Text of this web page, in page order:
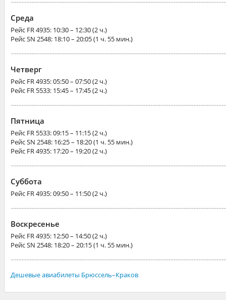
Среда
Рейс FR 4935: 10:30 – 12:30 (2 ч.)
РейсSN 2548: 18:10 – 20:05 (1 ч. 55 мин.)
Четверг
Рейс FR 4935: 05:50 – 07:50 (2 ч.)
Рейс FR 5533: 15:45 – 17:45 (2 ч.)
Пятница
Рейс FR 5533: 09:15 – 11:15 (2 ч.)
РейсSN 2548: 16:25 – 18:20 (1 ч. 55 мин.)
Рейс FR 4935: 17:20 – 19:20 (2 ч.)
Суббота
Рейс FR 4935: 09:50 – 11:50 (2 ч.)
Воскресенье
Рейс FR 4935: 12:50 – 14:50 (2 ч.)
РейсSN 2548: 18:20 – 20:15 (1 ч. 55 мин.)
Дешевые авиабилеты Брюссель–Краков